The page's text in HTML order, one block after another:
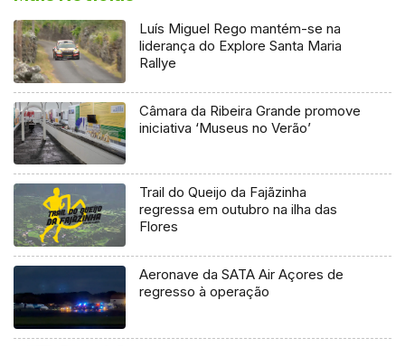
Luís Miguel Rego mantém-se na
liderança do Explore Santa Maria
Rallye
Câmara da Ribeira Grande promove
iniciativa ‘Museus no Verão’
Trail do Queijo da Fajãzinha
regressa em outubro na ilha das
Flores
Aeronave da SATA Air Açores de
regresso à operação